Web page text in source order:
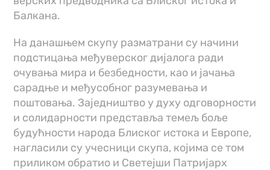
Балкана.
На данашњем скупу разматрани су начини
подстицања међуверског дијалога ради
очувања мира и безбедности, као и јачања
сарадње и међусобног разумевања и
поштовања. Заједништво у духу одговорности
и солидарности представља темељ боље
будућности народа Блиског истока и Европе,
нагласили су учесници скупа, којима се том
приликом обратио и Светејши Патријарх